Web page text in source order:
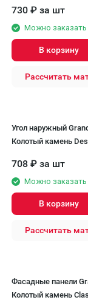
730 ₽ за шт
Можно заказать
В корзину
Рассчитать
Угол наружный
Колотый камень
708 ₽ за шт
Можно заказать
В корзину
Рассчитать
Фасадные панели
Колотый камень